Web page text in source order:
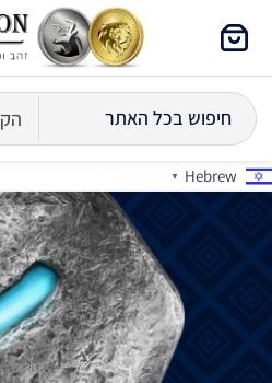
Hebrew
▼